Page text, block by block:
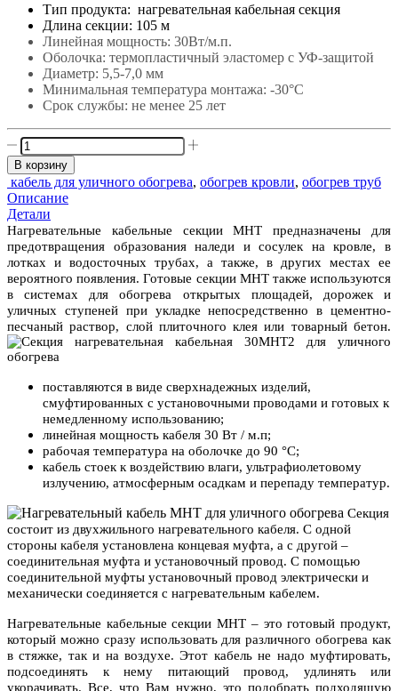
Тип продукта: нагревательная кабельная секция
Длина секции: 105 м
Линейная мощность: 30Вт/м.п.
Оболочка: термопластичный эластомер с УФ-защитой
Диаметр: 5,5-7,0 мм
Минимальная температура монтажа: -30°С
Срок службы: не менее 25 лет
Количество
товара
30МНТ2-
1050-
040
В корзину
кабель для уличного обогрева, обогрев кровли, обогрев труб
Описание
Детали
Нагревательные кабельные секции МНТ предназначены для
предотвращения образования наледи и сосулек на кровле, в
лотках и водосточных трубах, а также, в других местах ее
вероятного появления. Готовые секции МНТ также используются
в системах для обогрева открытых площадей, дорожек и
уличных ступеней при укладке непосредственно в цементно-
песчаный раствор, слой плиточного клея или товарный бетон.
поставляются в виде сверхнадежных изделий,
смуфтированных с установочными проводами и готовых к
немедленному использованию;
линейная мощность кабеля 30 Вт / м.п;
рабочая температура на оболочке до 90 °С;
кабель стоек к воздействию влаги, ультрафиолетовому
излучению, атмосферным осадкам и перепаду температур.
Секция
состоит из двухжильного нагревательного кабеля. С одной
стороны кабеля установлена концевая муфта, а с другой –
соединительная муфта и установочный провод. С помощью
соединительной муфты установочный провод электрически и
механически соединяется с нагревательным кабелем.
Нагревательные кабельные секции МНТ – это готовый продукт,
который можно сразу использовать для различного обогрева как
в стяжке, так и на воздухе. Этот кабель не надо муфтировать,
подсоединять к нему питающий провод, удлинять или
укорачивать. Все, что Вам нужно, это подобрать подходящую